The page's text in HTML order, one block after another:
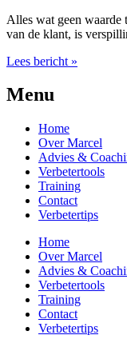
Alles wat geen waarde
van de klant, is
Lees bericht »
Menu
Home
Over Marcel
Advies &
Verbetertools
Training
Contact
Verbetertips
Home
Over Marcel
Advies &
Verbetertools
Training
Contact
Verbetertips